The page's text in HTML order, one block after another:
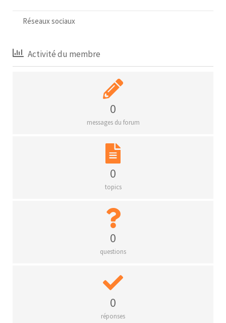
Réseaux sociaux
Activité du membre
0
messages du forum
0
topics
0
questions
0
réponses